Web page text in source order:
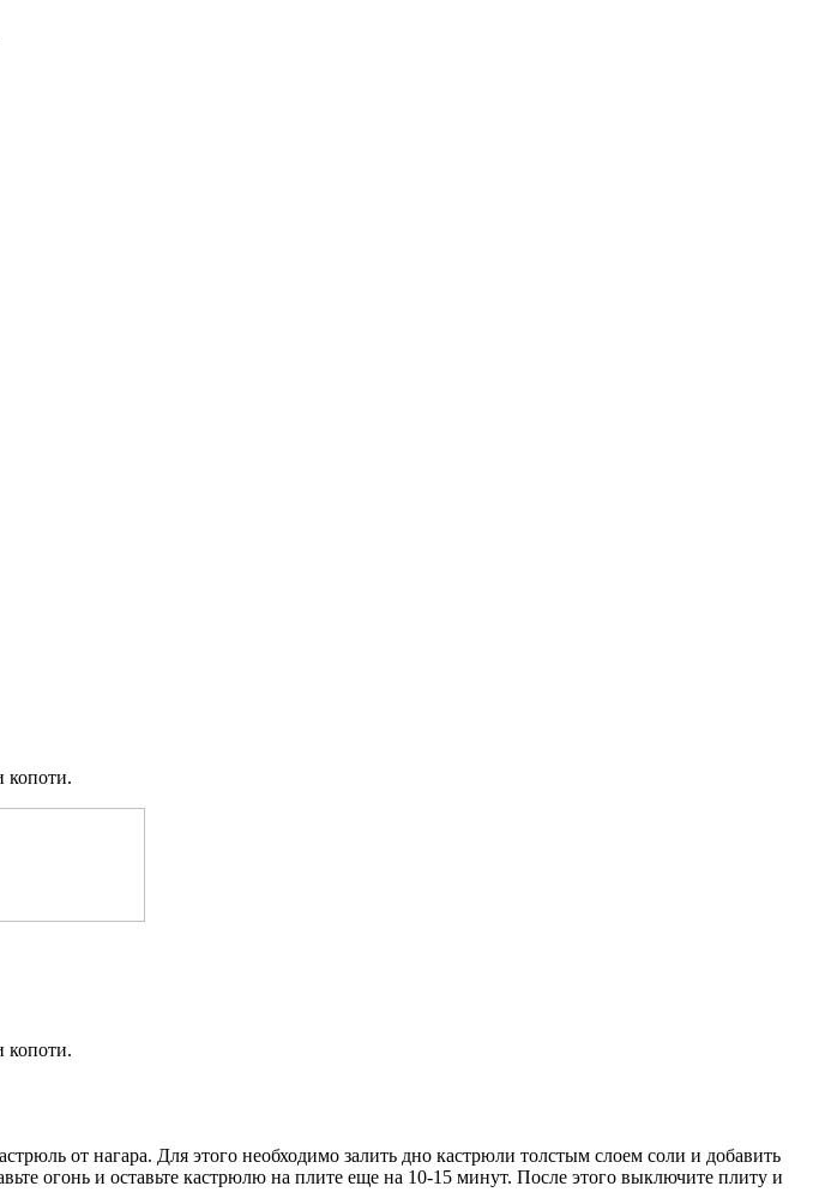
копоти.
копоти.
от нагара. Для этого необходимо залить дно кастрюли толстым слоем соли и добавить
огонь и оставьте кастрюлю на плите еще на 10-15 минут. После этого выключите плиту и